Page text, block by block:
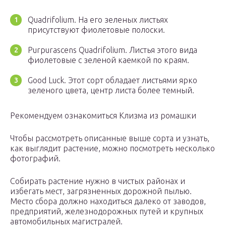
Quadrifolium. На его зеленых листьях
присутствуют фиолетовые полоски.
Purpurascens Quadrifolium. Листья этого вида
фиолетовые с зеленой каемкой по краям.
Good Luck. Этот сорт обладает листьями ярко
зеленого цвета, центр листа более темный.
Рекомендуем ознакомиться Клизма из ромашки
Чтобы рассмотреть описанные выше сорта и узнать,
как выглядит растение, можно посмотреть несколько
фотографий.
Собирать растение нужно в чистых районах и
избегать мест, загрязненных дорожной пылью.
Место сбора должно находиться далеко от заводов,
предприятий, железнодорожных путей и крупных
автомобильных магистралей.